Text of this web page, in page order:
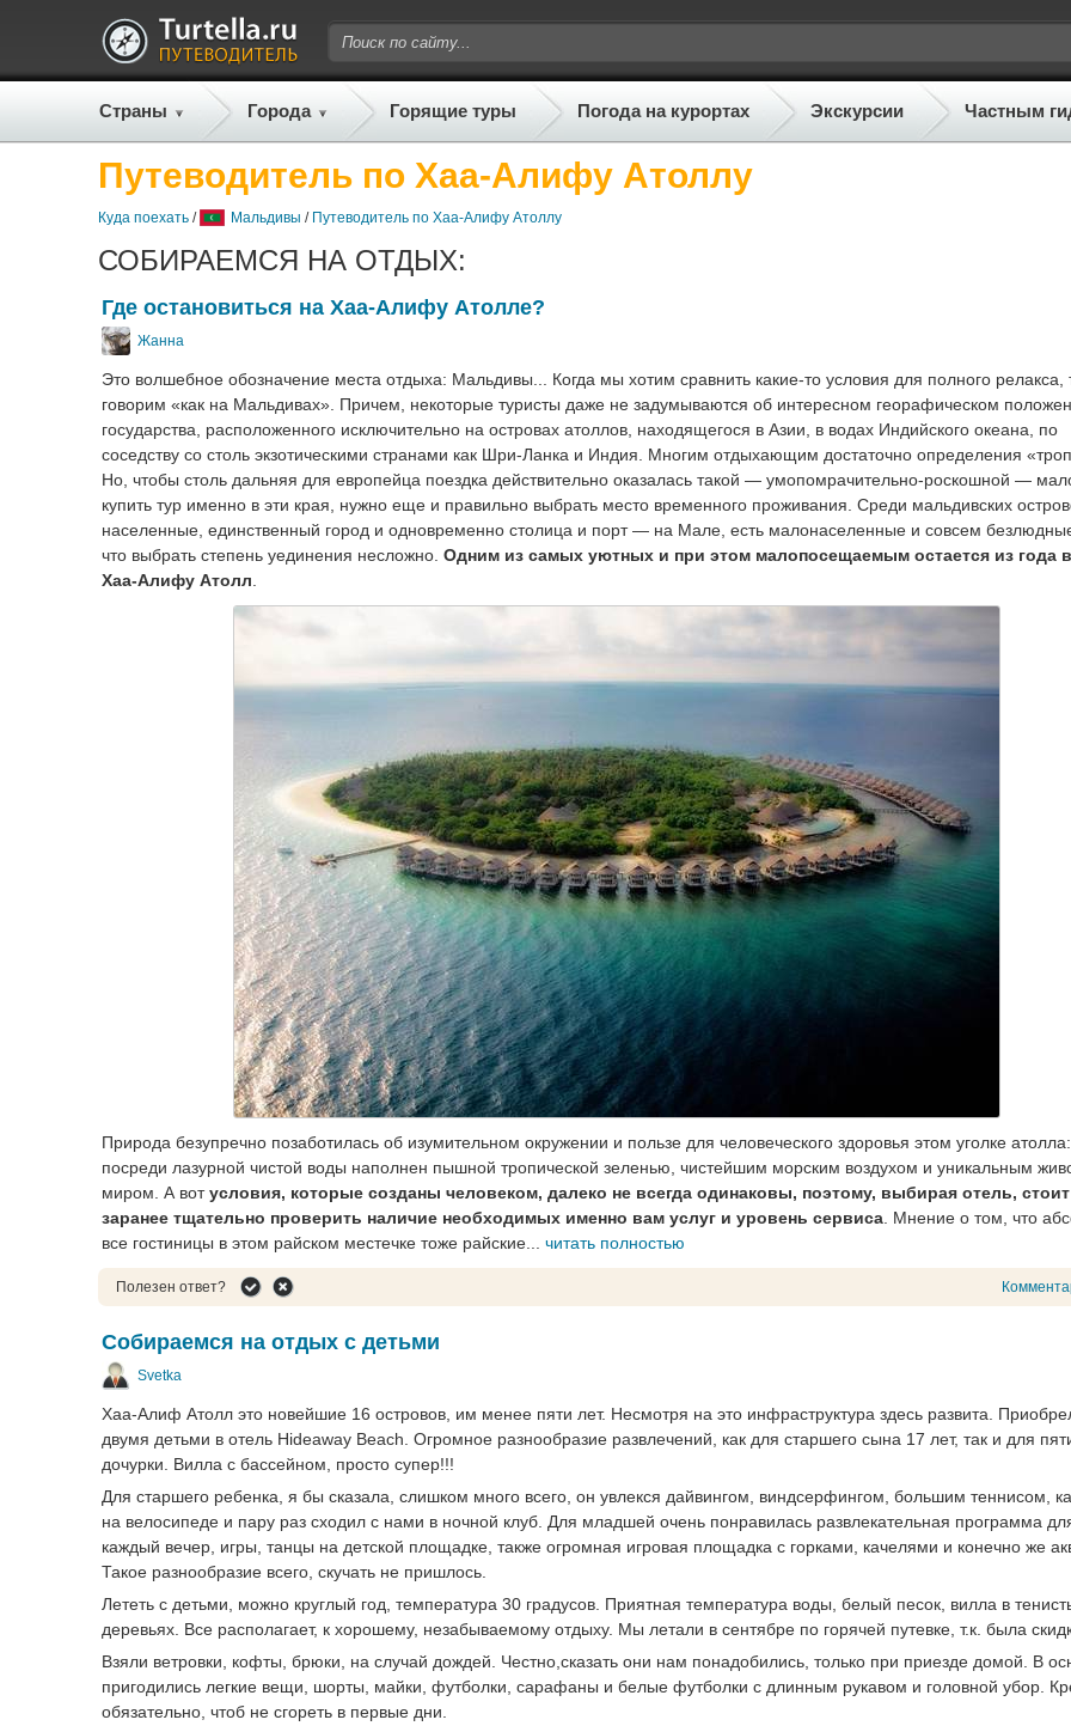
Страны Города Горящие туры Погода на курортах Экскурсии Частным
Путеводитель по Хаа-Алифу Атоллу
Куда поехать / Мальдивы / Путеводитель по Хаа-Алифу Атоллу
СОБИРАЕМСЯ НА ОТДЫХ:
Где остановиться на Хаа-Алифу Атолле?
Жанна
Это волшебное обозначение места отдыха: Мальдивы... Когда мы хотим сравнить какие-то условия для полного релакса,
говорим «как на Мальдивах». Причем, некоторые туристы даже не задумываются об интересном георафическом
государства, расположенного исключительно на островах атоллов, находящегося в Азии, в водах Индийского океана, по
соседству со столь экзотическими странами как Шри-Ланка и Индия. Многим отдыхающим достаточно определения
Но, чтобы столь дальняя для европейца поездка действительно оказалась такой — умопомрачительно-роскошной —
купить тур именно в эти края, нужно еще и правильно выбрать место временного проживания. Среди мальдивских
населенные, единственный город и одновременно столица и порт — на Мале, есть малонаселенные и совсем
что выбрать степень уединения несложно. Одним из самых уютных и при этом малопосещаемым остается из года
Хаа-Алифу Атолл
Природа безупречно позаботилась об изумительном окружении и пользе для человеческого здоровья этом уголке
посреди лазурной чистой воды наполнен пышной тропической зеленью, чистейшим морским воздухом и уникальным
миром. А вотусловия, которые созданы человеком, далеко не всегда одинаковы, поэтому, выбирая отель, стоит
заранее тщательно проверить наличие необходимых именно вам услуг и уровень сервиса . Мнение о том, что
все гостиницы в этом райском местечке тоже райские... читать полностью
Полезен ответ?
Собираемся на отдых с детьми
Svetka
Хаа-Алиф Атолл это новейшие 16 островов, им менее пяти лет. Несмотря на это инфраструктура здесь развита.
двумя детьми в отель Hideaway Beach. Огромное разнообразие развлечений, как для старшего сына 17 лет, так и для
дочурки. Вилла с бассейном, просто супер!!!
Для старшего ребенка, я бы сказала, слишком много всего, он увлекся дайвингом, виндсерфингом, большим теннисом,
на велосипеде и пару раз сходил с нами в ночной клуб. Для младшей очень понравилась развлекательная программа
каждый вечер, игры, танцы на детской площадке, также огромная игровая площадка с горками, качелями и конечно же
Такое разнообразие всего, скучать не пришлось.
Лететь с детьми, можно круглый год, температура 30 градусов. Приятная температура воды, белый песок, вилла в
деревьях. Все располагает, к хорошему, незабываемому отдыху. Мы летали в сентябре по горячей путевке, т.к. была
Взяли ветровки, кофты, брюки, на случай дождей. Честно,сказать они нам понадобились, только при приезде домой. В
пригодились легкие вещи, шорты, майки, футболки, сарафаны и белые футболки с длинным рукавом и головной убор.
обязательно, чтоб не сгореть в первые дни.